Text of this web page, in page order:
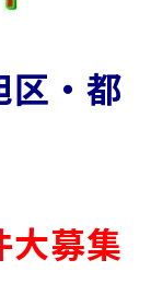
区・都
大募集